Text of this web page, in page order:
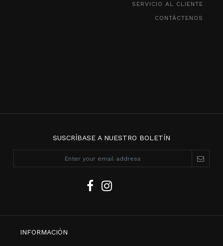
SERVICIO AL CLIENTE
CONTÁCTENOS
SUSCRÍBASE A NUESTRO BOLETÍN
INFORMACIÓN